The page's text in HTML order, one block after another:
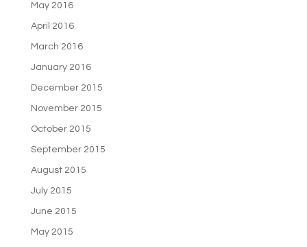
May 2016
April 2016
March 2016
January 2016
December 2015
November 2015
October 2015
September 2015
August 2015
July 2015
June 2015
May 2015